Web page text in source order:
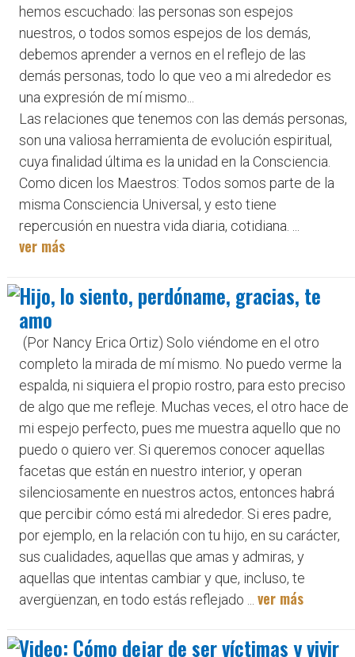
hemos escuchado: las personas son espejos
nuestros, o todos somos espejos de los demás,
debemos aprender a vernos en el reflejo de las
demás personas, todo lo que veo a mi alrededor es
una expresión de mí mismo...
Las relaciones que tenemos con las demás personas,
son una valiosa herramienta de evolución espiritual,
cuya finalidad última es la unidad en la Consciencia.
Como dicen los Maestros: Todos somos parte de la
misma Consciencia Universal, y esto tiene
repercusión en nuestra vida diaria, cotidiana. ...
ver más
Hijo, lo siento, perdóname, gracias, te
amo
(Por Nancy Erica Ortiz) Solo viéndome en el otro
completo la mirada de mí mismo. No puedo verme la
espalda, ni siquiera el propio rostro, para esto preciso
de algo que me refleje. Muchas veces, el otro hace de
mi espejo perfecto, pues me muestra aquello que no
puedo o quiero ver. Si queremos conocer aquellas
facetas que están en nuestro interior, y operan
silenciosamente en nuestros actos, entonces habrá
que percibir cómo está mi alrededor. Si eres padre,
por ejemplo, en la relación con tu hijo, en su carácter,
sus cualidades, aquellas que amas y admiras, y
aquellas que intentas cambiar y que, incluso, te
avergüenzan, en todo estás reflejado ... ver más
Video: Cómo dejar de ser víctimas y vivir